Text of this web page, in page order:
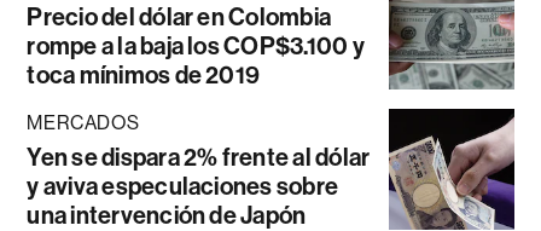
Precio del dólar en Colombia
rompe a la baja los COP$3.100 y
toca mínimos de 2019
MERCADOS
Yen se dispara 2% frente al dólar
y aviva especulaciones sobre
una intervención de Japón